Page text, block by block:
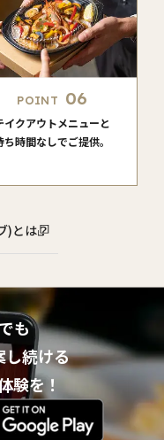
POINT 06
イクアウトメニューと
ち時間なしでご提供。
)とは？
も
し続ける
験を！